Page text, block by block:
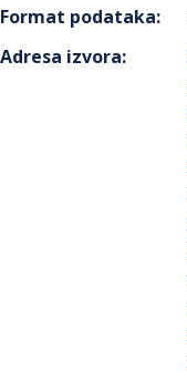
Format podataka:
Adresa izvora: